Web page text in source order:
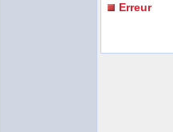
Erreur